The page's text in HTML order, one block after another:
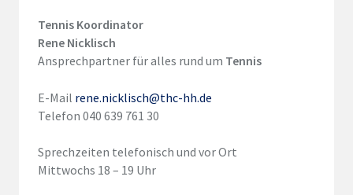
Tennis Koordinator
Rene Nicklisch
Ansprechpartner für alles rund um Tennis
E-Mail rene.nicklisch@thc-hh.de
Telefon 040 639 761 30
Sprechzeiten telefonisch und vor Ort
Mittwochs 18 – 19 Uhr